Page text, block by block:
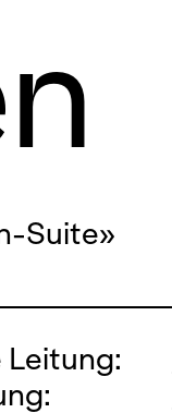
Suite»
Leitung: